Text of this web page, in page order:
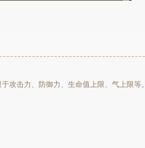
攻击力、防御力、生命值上限、气上限等。